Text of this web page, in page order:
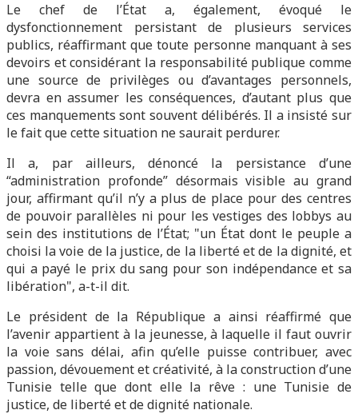
Le chef de l’État a, également, évoqué le
dysfonctionnement persistant de plusieurs services
publics, réaffirmant que toute personne manquant à ses
devoirs et considérant la responsabilité publique comme
une source de privilèges ou d’avantages personnels,
devra en assumer les conséquences, d’autant plus que
ces manquements sont souvent délibérés. Il a insisté sur
le fait que cette situation ne saurait perdurer.
Il a, par ailleurs, dénoncé la persistance d’une
“administration profonde” désormais visible au grand
jour, affirmant qu’il n’y a plus de place pour des centres
de pouvoir parallèles ni pour les vestiges des lobbys au
sein des institutions de l’État; "un État dont le peuple a
choisi la voie de la justice, de la liberté et de la dignité, et
qui a payé le prix du sang pour son indépendance et sa
libération", a-t-il dit.
Le président de la République a ainsi réaffirmé que
l’avenir appartient à la jeunesse, à laquelle il faut ouvrir
la voie sans délai, afin qu’elle puisse contribuer, avec
passion, dévouement et créativité, à la construction d’une
Tunisie telle que dont elle la rêve : une Tunisie de
justice, de liberté et de dignité nationale.